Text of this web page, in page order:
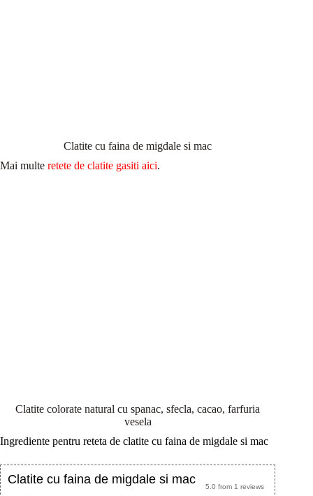
Clatite cu faina de migdale si mac
Mai multe retete de clatite gasiti aici.
Clatite colorate natural cu spanac, sfecla, cacao, farfuria
vesela
Ingrediente pentru reteta de clatite cu faina de migdale si mac
5.0 from 1 reviews
Clatite cu faina de migdale si mac